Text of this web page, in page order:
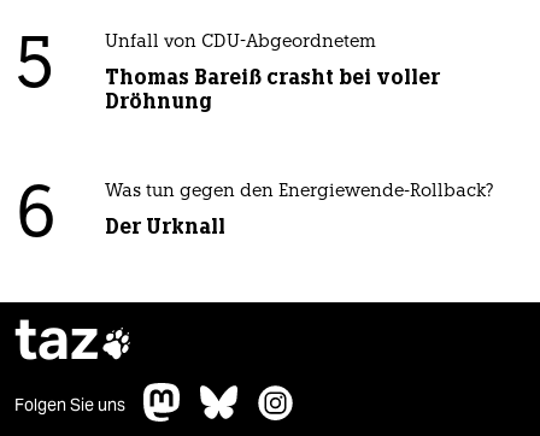
5 Unfall von CDU-Abgeordnetem
Thomas Bareiß crasht bei voller
Dröhnung
6 Was tun gegen den Energiewende-Rollback?
Der Urknall
taz
Folgen Sie uns